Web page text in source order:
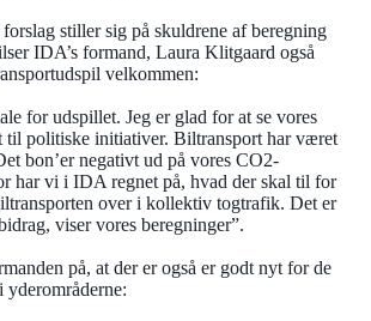
stiller sig på skuldrene af beregning
IDA’s formand, Laura Klitgaard også
velkommen:
for udspillet. Jeg er glad for at se vores
til politiske initiativer. Biltransport har været
bon’er negativt ud på vores CO2-
har vi i IDA regnet på, hvad der skal til for
over i kollektiv togtrafik. Det er
viser vores beregninger”.
på, at der er også er godt nyt for de
yderområderne: